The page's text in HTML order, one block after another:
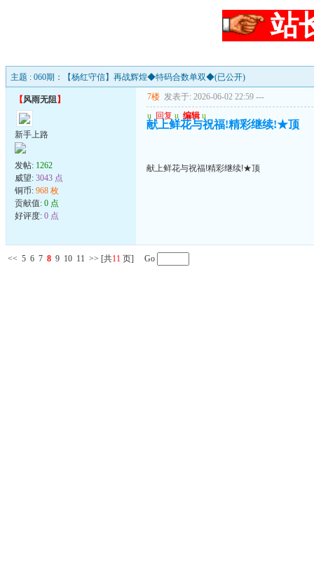
站
主题 : 060期：【杨红守信】再战辉煌◆特码合数单双◆(已公开)
【风雨无阻】
新手上路
发帖: 1262
威望: 3043 点
铜币: 968 枚
贡献值: 0 点
好评度: 0 点
7楼 发表于: 2026-06-02 22:59 ---
u 回复 u 编辑 u
献上鲜花与祝福!精彩继续!★顶
献上鲜花与祝福!精彩继续!★顶
<< 5 6 7 8 9 10 11 >> [共11 页] Go